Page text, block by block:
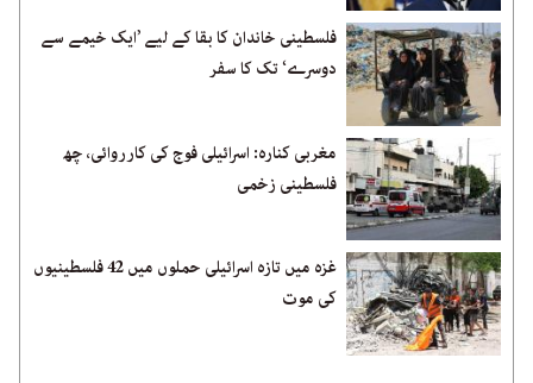
فلسطینی خاندان کا بقا کے لیے ’ایک خیمے سے
دوسرے‘ تک کا سفر
مغربی کنارہ: اسرائیلی فوج کی کارروائی، چھ
فلسطینی زخمی
غزہ میں تازہ اسرائیلی حملوں میں 42 فلسطینیوں
کی موت